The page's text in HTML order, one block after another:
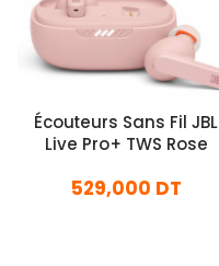
Écouteurs Sans Fil JBL
Live Pro+ TWS Rose
529,000 DT